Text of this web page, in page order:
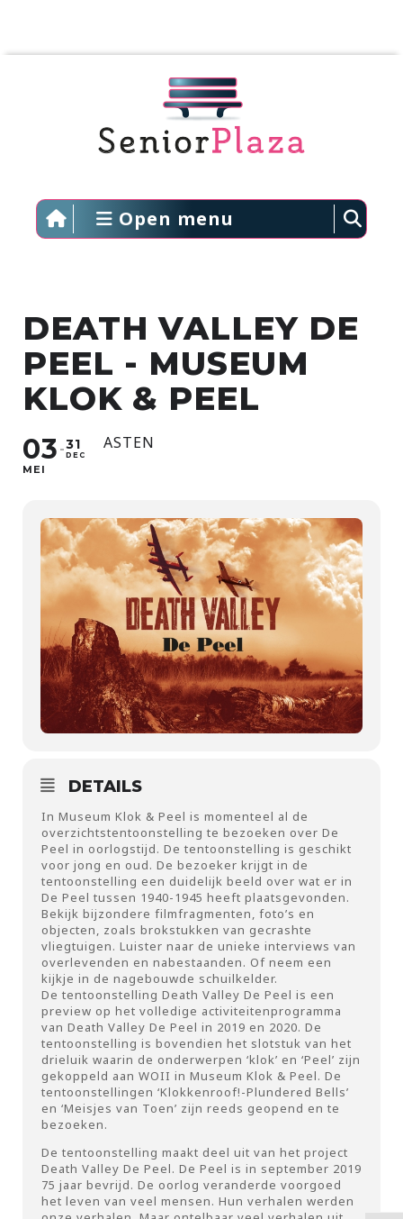
Open menu
DEATH VALLEY DE
PEEL - MUSEUM
KLOK & PEEL
03
MEI
31
DEC
ASTEN
DETAILS
In Museum Klok & Peel is momenteel al de
overzichtstentoonstelling te bezoeken over De
Peel in oorlogstijd. De tentoonstelling is geschikt
voor jong en oud. De bezoeker krijgt in de
tentoonstelling een duidelijk beeld over wat er in
De Peel tussen 1940-1945 heeft plaatsgevonden.
Bekijk bijzondere filmfragmenten, foto’s en
objecten, zoals brokstukken van gecrashte
vliegtuigen. Luister naar de unieke interviews van
overlevenden en nabestaanden. Of neem een
kijkje in de nagebouwde schuilkelder.
De tentoonstelling Death Valley De Peel is een
preview op het volledige activiteitenprogramma
van Death Valley De Peel in 2019 en 2020. De
tentoonstelling is bovendien het slotstuk van het
drieluik waarin de onderwerpen ‘klok’ en ‘Peel’ zijn
gekoppeld aan WOII in Museum Klok & Peel. De
tentoonstellingen ‘Klokkenroof!-Plundered Bells’
en ‘Meisjes van Toen’ zijn reeds geopend en te
bezoeken.
De tentoonstelling maakt deel uit van het project
Death Valley De Peel. De Peel is in september 2019
75 jaar bevrijd. De oorlog veranderde voorgoed
het leven van veel mensen. Hun verhalen werden